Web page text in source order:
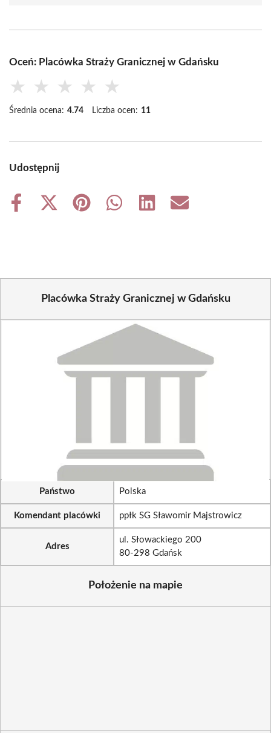
Oceń: Placówka Straży Granicznej w Gdańsku
★ ★ ★ ★ ★
Średnia ocena: 4.74 Liczba ocen: 11
Udostępnij
Share
Share
Share
Share
Share
Share
Placówka Straży Granicznej w Gdańsku
Państwo Polska
Komendant placówki ppłk SG Sławomir Majstrowicz
Adres
ul. Słowackiego 200
80-298 Gdańsk
Położenie na mapie